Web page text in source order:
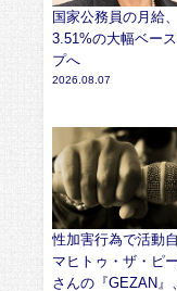
国家公務員の月給、
3.51%の大幅ベー
プへ
2026.08.07
性加害行為で活動
マヒトゥ・ザ・ピ
さんの『GEZAN』